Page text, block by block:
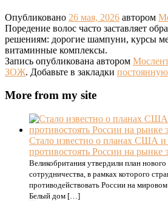
Опубликовано 26 мая, 2026 автором
Поредение волос часто заставляет
решениям: дорогие шампуни, курсы
витаминные комплексы.
Запись опубликована автором
ЗОЖ. Добавьте в закладки
More from my site
Стало известно о планах США и
противостоять России на рынке
Великобритания утвердили план нового
сотрудничества, в рамках которого
противодействовать России на
Белый дом […]